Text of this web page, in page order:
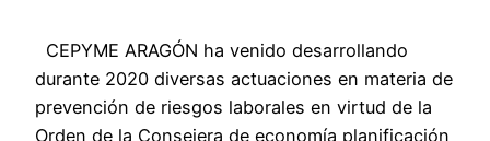
CEPYME ARAGÓN ha venido desarrollando
durante 2020 diversas actuaciones en materia de
prevención de riesgos laborales en virtud de la
Orden de la Consejera de economía planificación